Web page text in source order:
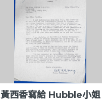
黃西香寫給 Hubble小姐